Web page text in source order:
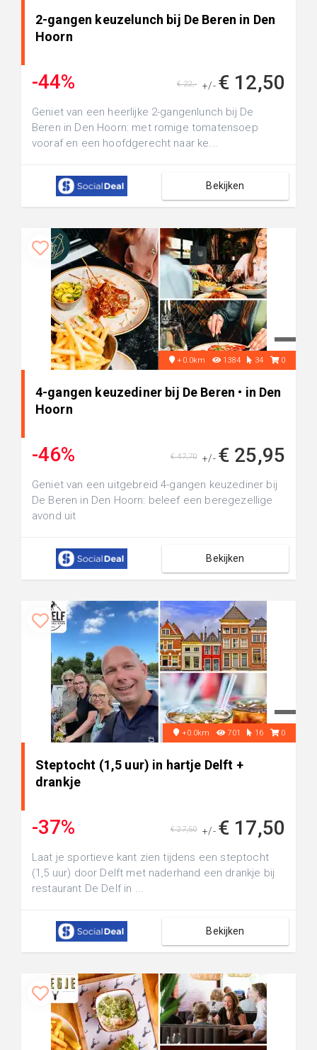
2-gangen keuzelunch bij De Beren in Den
Hoorn
-44% +/- € 12,50
€ 22,-
Geniet van een heerlijke 2-gangenlunch bij De
Beren in Den Hoorn: met romige tomatensoep
vooraf en een hoofdgerecht naar ke...
Bekijken
+0.0km 1384 34 0
4-gangen keuzediner bij De Beren • in Den
Hoorn
-46% +/- € 25,95
€ 47,70
Geniet van een uitgebreid 4-gangen keuzediner bij
De Beren in Den Hoorn: beleef een beregezellige
avond uit
Bekijken
+0.0km 701 16 0
Steptocht (1,5 uur) in hartje Delft +
drankje
-37% +/- € 17,50
€ 27,50
Laat je sportieve kant zien tijdens een steptocht
(1,5 uur) door Delft met naderhand een drankje bij
restaurant De Delf in ...
Bekijken